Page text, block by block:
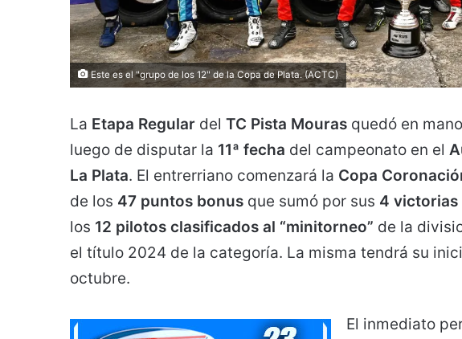
Este es el "grupo de los 12" de la Copa de Plata. (ACTC)
La Etapa Regular del TC Pista Mouras quedó en
luego de disputar la 11ª fecha del campeonato en el
La Plata. El entrerriano comenzará la Copa
de los 47 puntos bonus que sumó por sus 4 victorias
los 12 pilotos clasificados al “minitorneo” de la
el título 2024 de la categoría. La misma tendrá su
octubre.
El inmediato